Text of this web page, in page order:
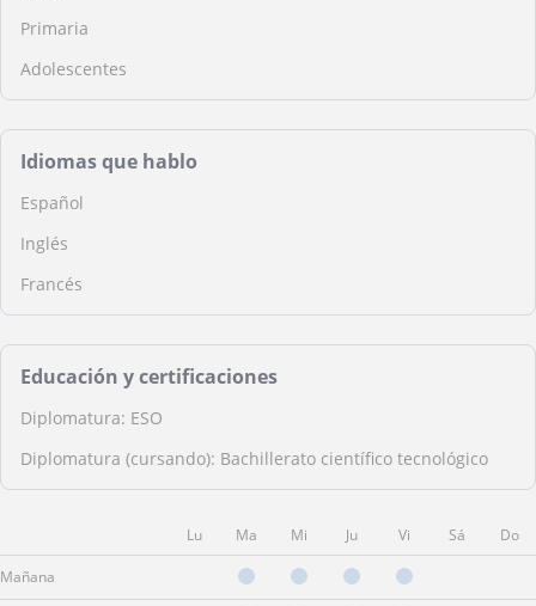
Primaria
Adolescentes
Idiomas que hablo
Español
Inglés
Francés
Educación y certificaciones
Diplomatura: ESO
Diplomatura (cursando): Bachillerato científico tecnológico
Lu Ma Mi Ju Vi Sá Do
Mañana